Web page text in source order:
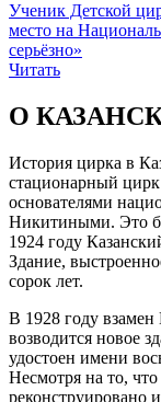
Ученик Детской
место на
серьёзно»
Читать
О
История цирка в
стационарный
основателями
Никитиными. Это
1924 году
Здание,
сорок лет.
В 1928 году
возводится новое
удостоен имени
Несмотря на то,
реконструировано